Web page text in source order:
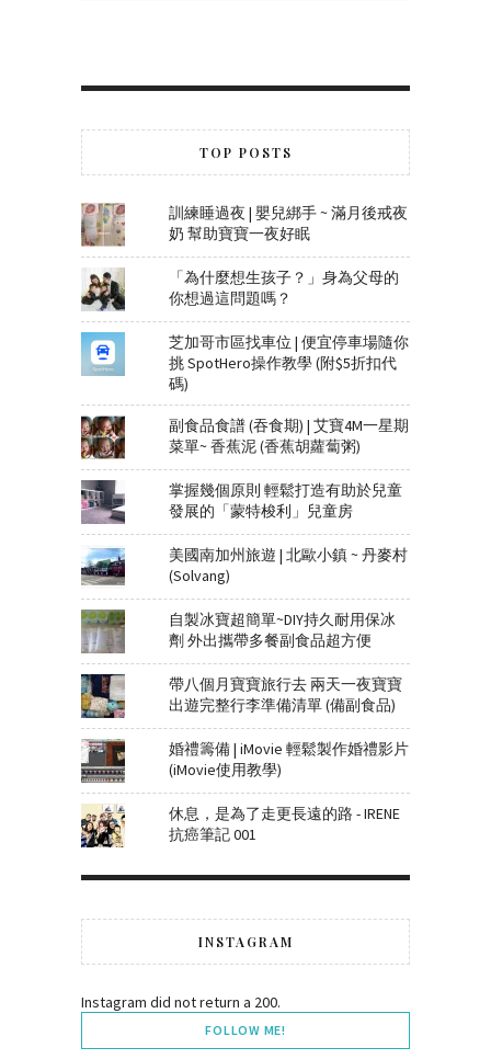
TOP POSTS
訓練睡過夜 | 嬰兒綁手 ~ 滿月後戒夜
奶 幫助寶寶一夜好眠
「為什麼想生孩子？」身為父母的
你想過這問題嗎？
芝加哥市區找車位 | 便宜停車場隨你
挑 SpotHero操作教學 (附$5折扣代
碼)
副食品食譜 (吞食期) | 艾寶4M一星期
菜單~ 香蕉泥 (香蕉胡蘿蔔粥)
掌握幾個原則 輕鬆打造有助於兒童
發展的「蒙特梭利」兒童房
美國南加州旅遊 | 北歐小鎮 ~ 丹麥村
(Solvang)
自製冰寶超簡單~DIY持久耐用保冰
劑 外出攜帶多餐副食品超方便
帶八個月寶寶旅行去 兩天一夜寶寶
出遊完整行李準備清單 (備副食品)
婚禮籌備 | iMovie 輕鬆製作婚禮影片
(iMovie使用教學)
休息，是為了走更長遠的路 - IRENE
抗癌筆記 001
INSTAGRAM
Instagram did not return a 200.
FOLLOW ME!